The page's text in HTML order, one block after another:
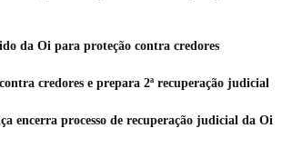
da Oi para proteção contra credores
credores e prepara 2ª recuperação judicial
encerra processo de recuperação judicial da Oi